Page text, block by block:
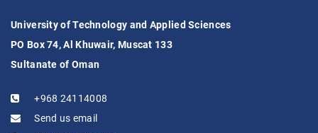
University of Technology and Applied Sciences
PO Box 74, Al Khuwair, Muscat 133
Sultanate of Oman
+968 24114008
Send us email